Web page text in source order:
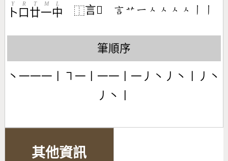
卜
Y
口
R
廿
T
一
M
中
L
⿰言𠍳 󶆹󶃋󶀀󶀮󶀮󶀮󶀮󶀂󶀂
筆順序
丶一一一丨㇕一丨一一丨一丿丶丿丶丨丿丶
丿丶丨
其他資訊